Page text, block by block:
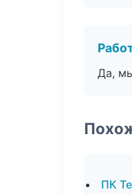
Да,
ПК